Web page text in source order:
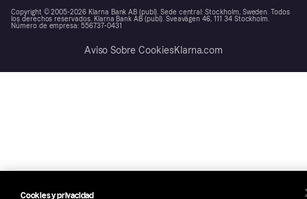
Copyright © 2005-2026 Klarna Bank AB (publ). Sede central: Stockholm, Sweden. Todos
los derechos reservados. Klarna Bank AB (publ). Sveavägen 46, 111 34 Stockholm.
Número de empresa: 556737-0431
Aviso Sobre CookiesKlarna.com
Cookies y privacidad